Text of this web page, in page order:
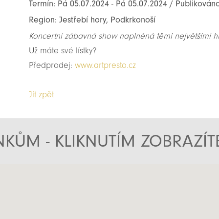
Termín: Pá 05.07.2024 - Pá 05.07.2024 /
Region: Jestřebí hory, Podkrkonoší
Koncertní zábavná show naplněná těmi největšími
Už máte své lístky?
Předprodej:www.artpresto.cz
Jít zpět
- KLIKNUTÍM